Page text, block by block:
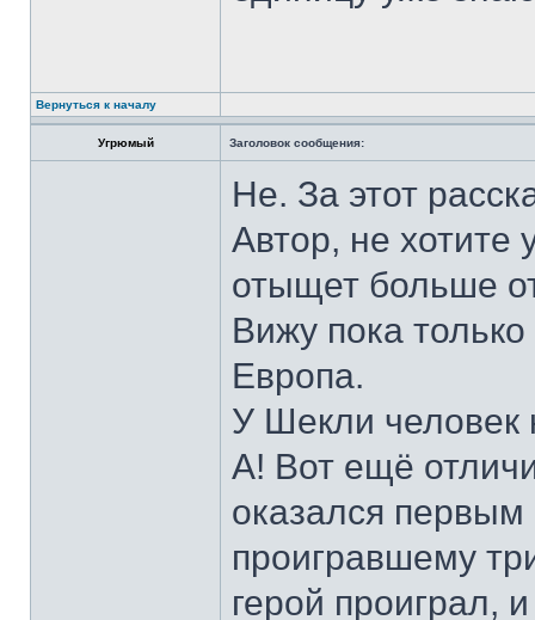
Вернуться к началу
Угрюмый Заголовок сообщения:
Не. За этот
Автор, не хотите
отыщет больше
Вижу пока
Европа.
У Шекли человек
А! Вот ещё
оказался
проигравшему
герой проиграл,